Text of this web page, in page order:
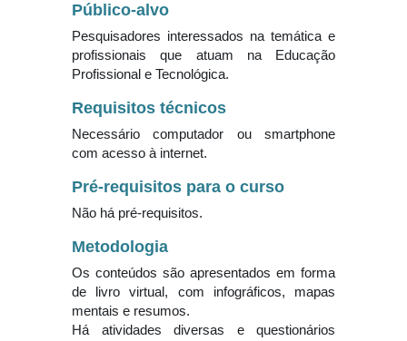
Público-alvo
Pesquisadores interessados na temática e
profissionais que atuam na Educação
Profissional e Tecnológica.
Requisitos técnicos
Necessário computador ou smartphone
com acesso à internet.
Pré-requisitos para o curso
Não há pré-requisitos.
Metodologia
Os conteúdos são apresentados em forma
de livro virtual, com infográficos, mapas
mentais e resumos.
Há atividades diversas e questionários